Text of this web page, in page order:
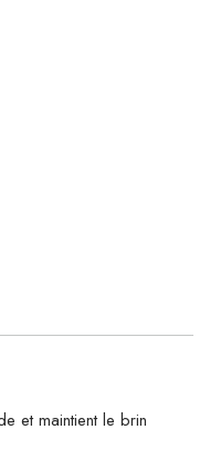
et maintient le brin